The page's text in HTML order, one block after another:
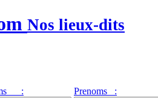
Nos lieux-dits
: Prenoms :